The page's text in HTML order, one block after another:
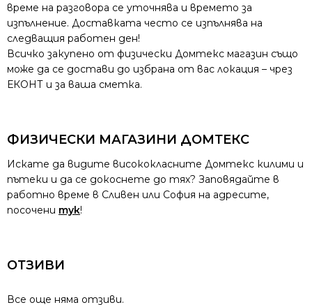
време на разговора се уточнява и времето за
изпълнение. Доставката често се изпълнява на
следващия работен ден!
Всичко закупено от физически Домтекс магазин също
може да се достави до избрана от вас локация – чрез
ЕКОНТ и за ваша сметка.
ФИЗИЧЕСКИ МАГАЗИНИ ДОМТЕКС
Искате да видите висококласните Домтекс килими и
пътеки и да се докоснете до тях? Заповядайте в
работно време в Сливен или София на адресите,
посочени тук!
ОТЗИВИ
Все още няма отзиви.